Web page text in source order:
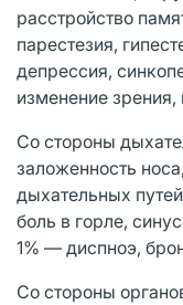
расстройство
парестезия,
депрессия,
изменение зрения,
Со стороны
заложенность
дыхательных
боль в горле,
1% — диспноэ,
Со стороны